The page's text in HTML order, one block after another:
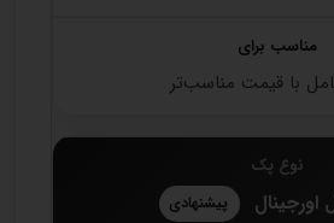
با قیمت مناسب‌تر
پیشنهادی